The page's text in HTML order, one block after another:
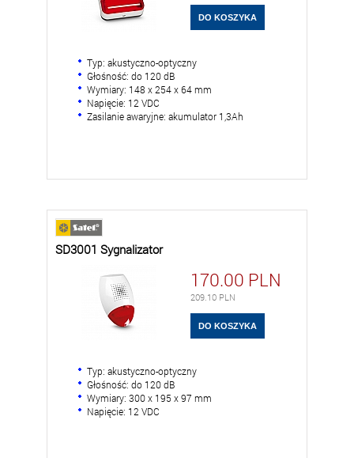
Typ: akustyczno-optyczny
Głośność: do 120 dB
Wymiary: 148 x 254 x 64 mm
Napięcie: 12 VDC
Zasilanie awaryjne: akumulator 1,3Ah
SD3001 Sygnalizator
170.00 PLN
209.10 PLN
Typ: akustyczno-optyczny
Głośność: do 120 dB
Wymiary: 300 x 195 x 97 mm
Napięcie: 12 VDC